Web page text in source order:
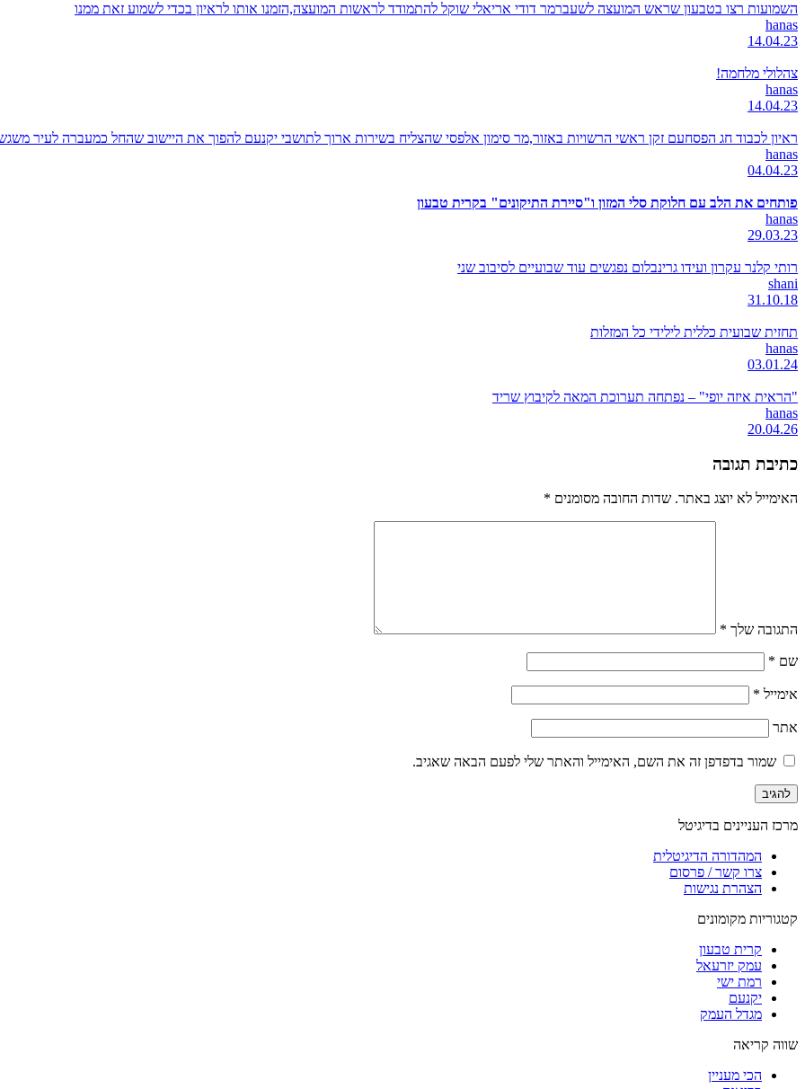
השמועות רצו בטבעון שראש המועצה לשעברמר דודי אריאלי שוקל להתמודד לראשות המועצה,הזמנו אותו לראיון בכדי לשמוע זאת ממנו
hanas
14.04.23
צהלולי מלחמה!
hanas
14.04.23
ראיון לכבוד חג הפסחעם זקן ראשי הרשויות באזור,מר סימון אלפסי שהצליח בשירות ארוך לתושבי יקנעם להפוך את היישוב שהחל כמעברה לעיר
hanas
04.04.23
פותחים את הלב עם חלוקת סלי המזון ו"סיירת התיקונים" בקרית טבעון
hanas
29.03.23
רותי קלנר עקרון ועידו גרינבלום נפגשים עוד שבועיים לסיבוב שני
shani
31.10.18
תחזית שבועית כללית לילידי כל המזלות
hanas
03.01.24
"הראית איזה יופי" – נפתחה תערוכת המאה לקיבוץ שריד
hanas
20.04.26
כתיבת תגובה
האימייל לא יוצג באתר. שדות החובה מסומנים *
התגובה שלך *
שם *
אימייל *
אתר
שמור בדפדפן זה את השם, האימייל והאתר שלי לפעם הבאה שאגיב.
מרכז העניינים בדיגיטל
המהדורה הדיגיטלית
צרו קשר / פרסום
הצהרת נגישות
קטגוריות מקומונים
קרית טבעון
עמק יזרעאל
רמת ישי
יקנעם
מגדל העמק
שווה קריאה
הכי מעניין